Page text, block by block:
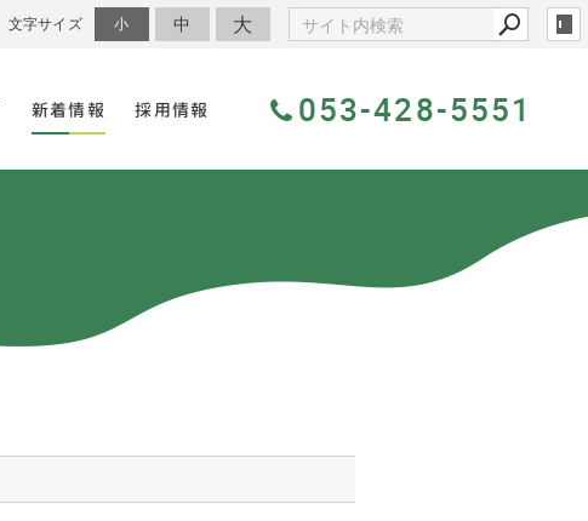
文字サイズ 小 中 大
新着情報 採用情報 053-428-5551